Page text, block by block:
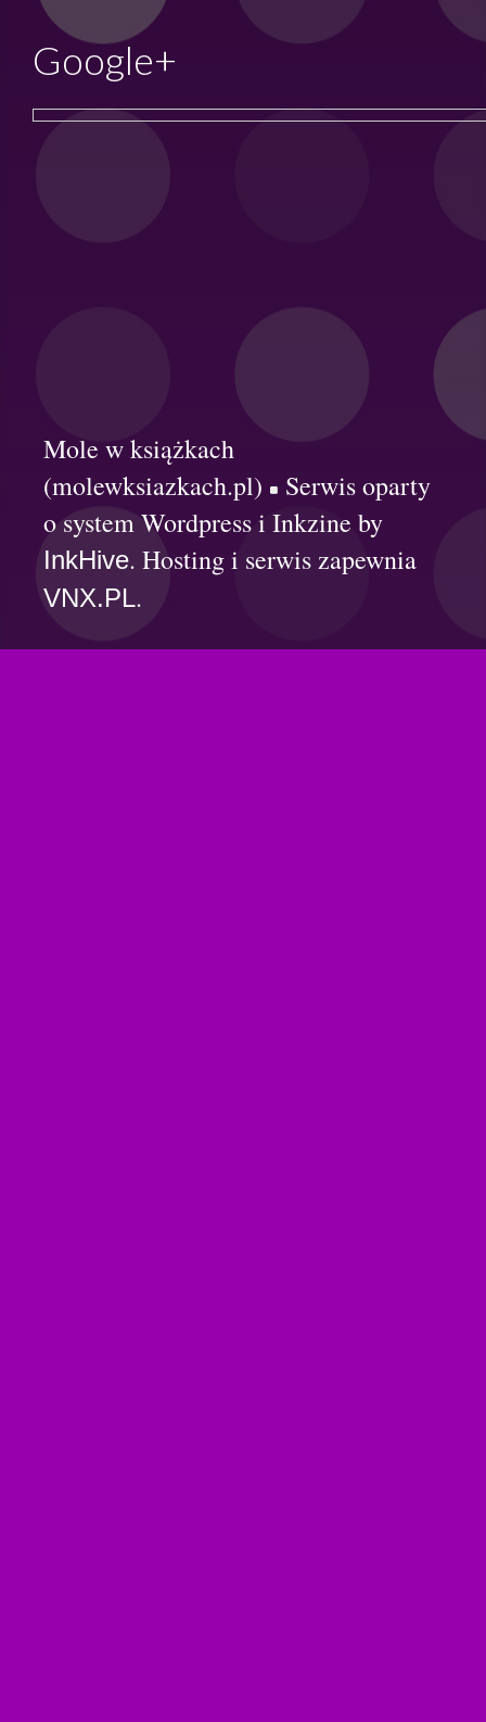
Google+
Mole w książkach
(molewksiazkach.pl)
Serwis oparty
o system Wordpress i Inkzine by
InkHive. Hosting i serwis zapewnia
VNX.PL.